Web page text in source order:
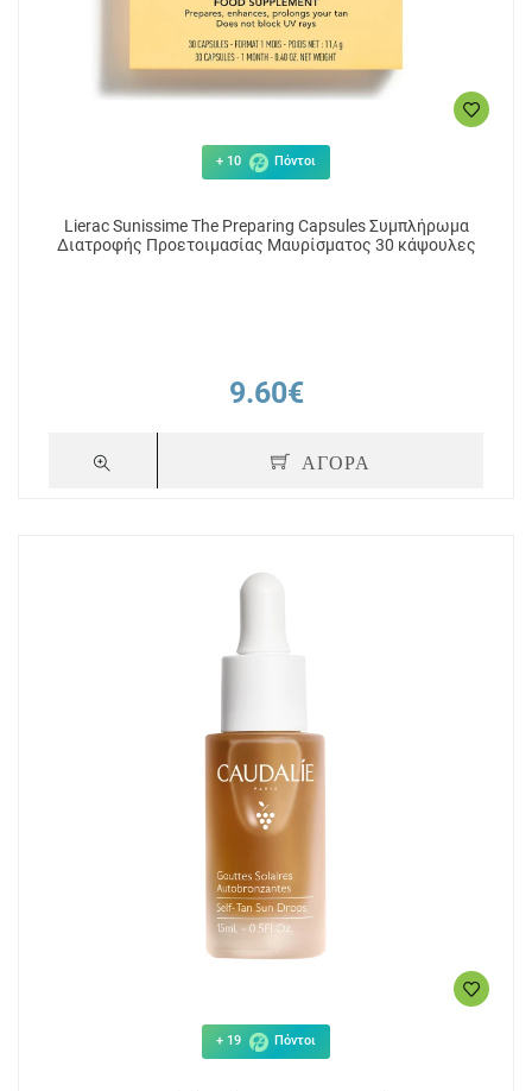
+ 10 Πόντοι
Lierac Sunissime The Preparing Capsules Συμπλήρωμα
Διατροφής Προετοιμασίας Μαυρίσματος 30 κάψουλες
9.60€
ΑΓΟΡΑ
+ 19 Πόντοι